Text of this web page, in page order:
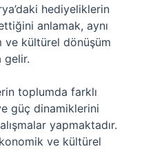
hediyeliklerin
anlamak, aynı
ve kültürel dönüşüm
gelir.
toplumda farklı
güç dinamiklerini
yapmaktadır.
ve kültürel